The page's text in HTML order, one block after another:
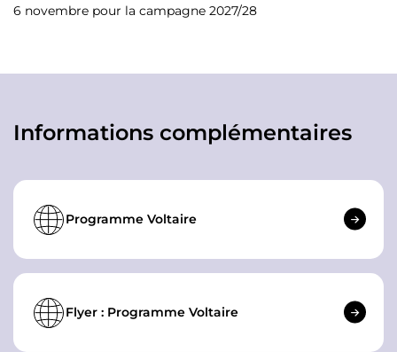
6 novembre pour la campagne 2027/28
Informations complémentaires
Programme Voltaire
Flyer : Programme Voltaire